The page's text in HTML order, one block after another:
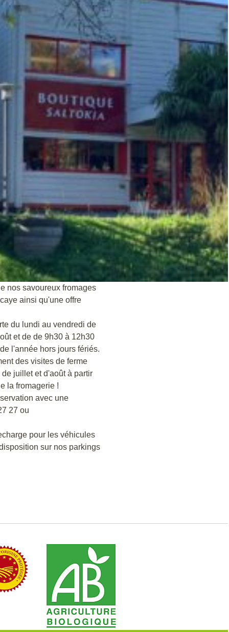
nos savoureux fromages
ainsi qu'une offre
du lundi au vendredi de
et de de 9h30 à 12h30
l'année hors jours fériés.
des visites de ferme
juillet et d'août à partir
la fromagerie !
avec une
27 ou
pour les véhicules
sur nos parkings